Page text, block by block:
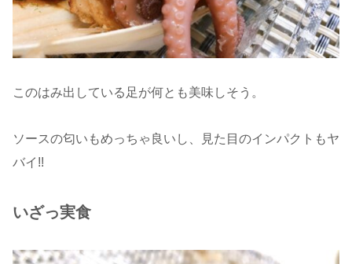
このはみ出している足が何とも美味しそう。
ソースの匂いもめっちゃ良いし、見た目のインパクトもヤ
バイ!!
いざっ実食